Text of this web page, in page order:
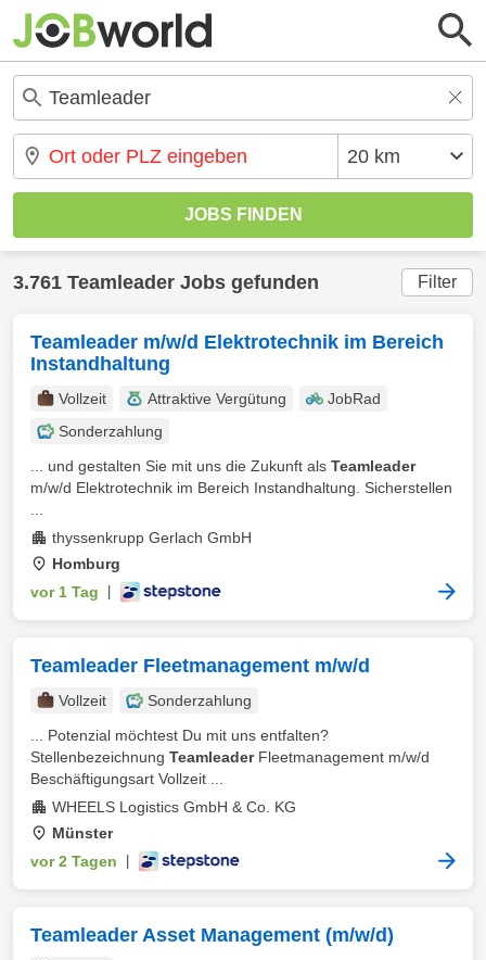
3.761 Teamleader Jobs gefunden Filter
Teamleader m/w/d Elektrotechnik im Bereich
Instandhaltung
Vollzeit Attraktive Vergütung
JobRad
Sonderzahlung
... und gestalten Sie mit uns die Zukunft als Teamleader
m/w/d Elektrotechnik im Bereich Instandhaltung. Sicherstellen
thyssenkrupp Gerlach GmbH
Homburg
vor 1 Tag
Teamleader Fleetmanagement m/w/d
Vollzeit
Sonderzahlung
... Potenzial möchtest Du mit uns entfalten?
Stellenbezeichnung TeamleaderFleetmanagement m/w/d
Beschäftigungsart Vollzeit ...
WHEELS Logistics GmbH & Co. KG
Münster
vor 2 Tagen
Teamleader Asset Management (m/w/d)